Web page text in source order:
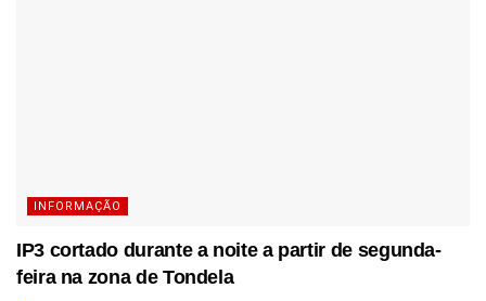
INFORMAÇÃO
IP3 cortado durante a noite a partir de segunda-
feira na zona de Tondela